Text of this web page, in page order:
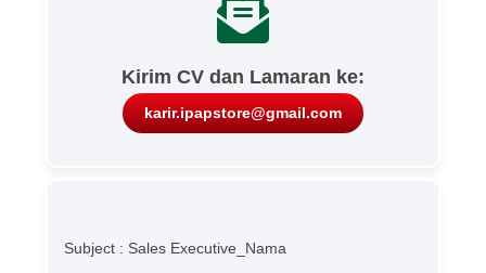
Kirim CV dan Lamaran ke:
karir.ipapstore@gmail.com
Subject : Sales Executive_Nama